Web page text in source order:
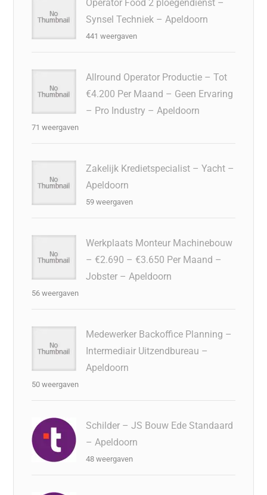
Operator Food 2 ploegendienst –
Synsel Techniek – Apeldoorn
441 weergaven
Allround Operator Productie – Tot
€4.200 Per Maand – Geen Ervaring
– Pro Industry – Apeldoorn
71 weergaven
Zakelijk Kredietspecialist – Yacht –
Apeldoorn
59 weergaven
Werkplaats Monteur Machinebouw
– €2.690 – €3.650 Per Maand –
Jobster – Apeldoorn
56 weergaven
Medewerker Backoffice Planning –
Intermediair Uitzendbureau –
Apeldoorn
50 weergaven
Schilder – JS Bouw Ede Standaard
– Apeldoorn
48 weergaven